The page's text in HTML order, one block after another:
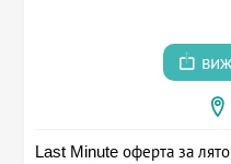
Last Minute оферта за